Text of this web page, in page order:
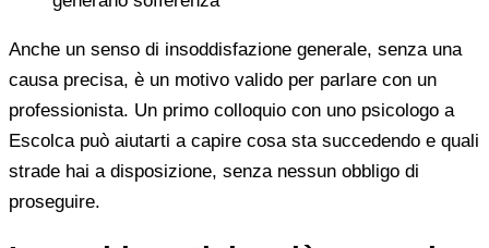
Anche un senso di insoddisfazione generale, senza una
causa precisa, è un motivo valido per parlare con un
professionista. Un primo colloquio con uno psicologo a
Escolca può aiutarti a capire cosa sta succedendo e quali
strade hai a disposizione, senza nessun obbligo di
proseguire.